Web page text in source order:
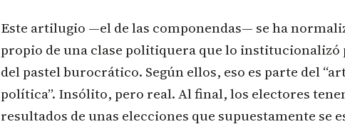
Este artilugio —el de las componendas— se ha
propio de una clase politiquera que lo institucionalizó
del pastel burocrático. Según ellos, eso es parte del
política”. Insólito, pero real. Al final, los electores
resultados de unas elecciones que supuestamente se